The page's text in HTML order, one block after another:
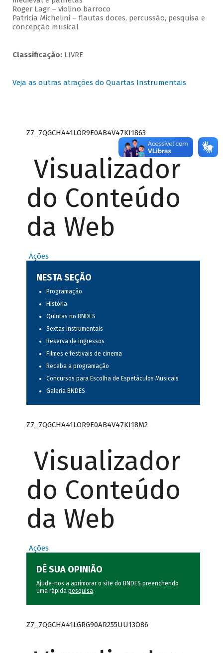
Roger Lagr – violino barroco
Patricia Michelini – flautas doces, percussão, pesquisa e
concepção musical
Classificação:LIVRE
Veja as outras atrações do Quartas Instrumentais
Z7_7QGCHA41LOR9E0AB4V47KI1863
Visualizador
do Conteúdo
da Web
Ações
NESTA SEÇÃO
Programação
História
Quintas no BNDES
Sextas instrumentais
Reserva de ingressos
Filmes e festivais de cinema
Receba a programação
Concursos para Escolha de Espetáculos Musicais
Galeria BNDES
Z7_7QGCHA41LOR9E0AB4V47KI18M2
Visualizador
do Conteúdo
da Web
Ações
DÊ SUA OPINIÃO
Ajude-nos a aprimorar o site do BNDES preenchendo
uma rápida pesquisa.
Z7_7QGCHA41LGRG90AR255UU13O86